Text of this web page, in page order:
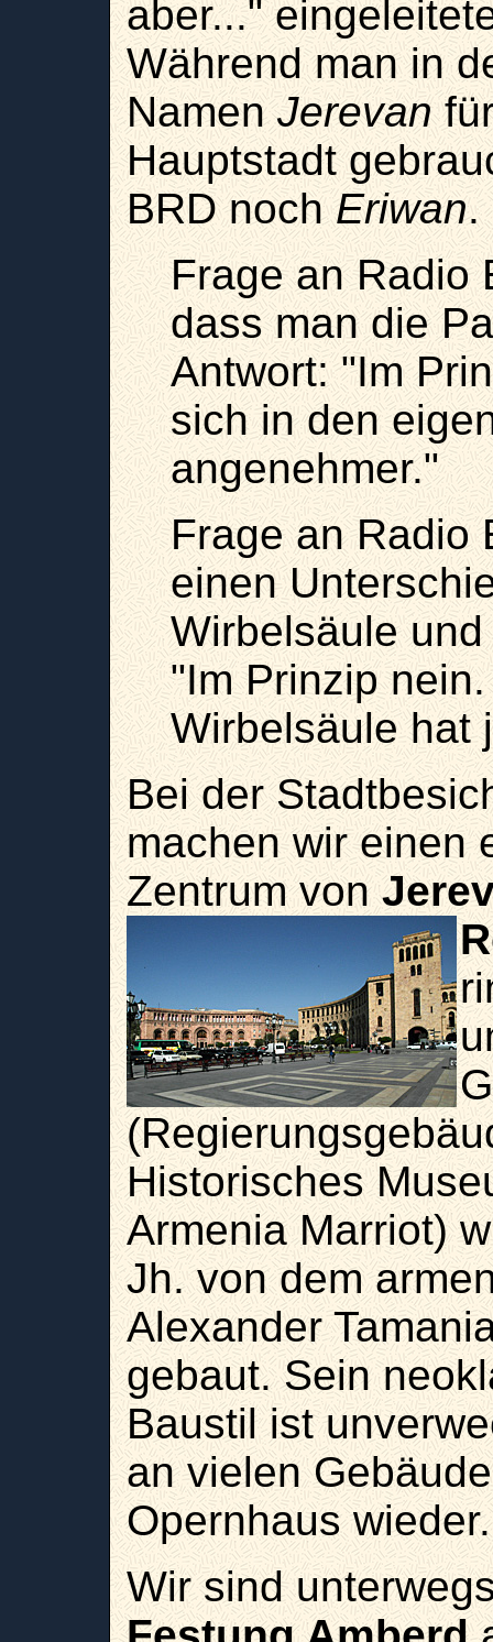
aber..."
Während man in
NamenJerevan
Hauptstadt
BRD nochEriwan.
Frage an Radio
dass man die
Antwort: "Im
sich in den
angenehmer."
Frage an Radio
einen
Wirbelsäule
"Im Prinzip
Wirbelsäule hat
Bei der
machen wir einen
Zentrum von
Historisches
Armenia Marriot)
Jh. von dem
Alexander
gebaut. Sein
Baustil ist
an vielen
Opernhaus wieder.
Wir sind